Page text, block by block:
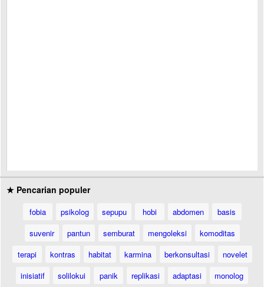
★ Pencarian populer
fobia psikolog sepupu hobi abdomen
basis
suvenir
pantun semburat mengoleksi
komoditas
terapi
kontras habitat karmina berkonsultasi
novelet
inisiatif
solilokui panik replikasi adaptasi
monolog